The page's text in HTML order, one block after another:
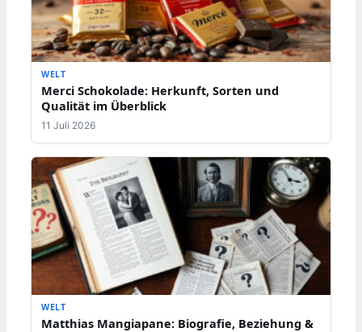
WELT
Merci Schokolade: Herkunft, Sorten und
Qualität im Überblick
11 Juli 2026
WELT
Matthias Mangiapane: Biografie, Beziehung &